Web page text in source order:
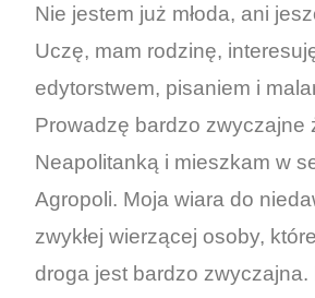
Nie jestem już młoda, ani
Uczę, mam rodzinę,
edytorstwem, pisaniem i
Prowadzę bardzo zwyczajne
Neapolitanką i mieszkam w
Agropoli. Moja wiara do
zwykłej wierzącej osoby,
droga jest bardzo zwyczajna.